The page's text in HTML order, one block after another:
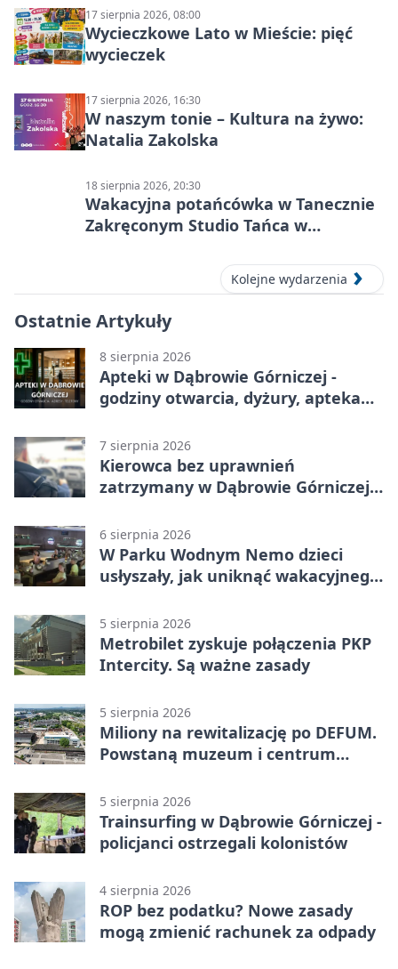
17 sierpnia 2026, 08:00
Wycieczkowe Lato w Mieście: pięć
wycieczek
17 sierpnia 2026, 16:30
W naszym tonie – Kultura na żywo:
Natalia Zakolska
18 sierpnia 2026, 20:30
Wakacyjna potańcówka w Tanecznie
Zakręconym Studio Tańca w
Kolejne wydarzenia
Ostatnie Artykuły
8 sierpnia 2026
Apteki w Dąbrowie Górniczej -
godziny otwarcia, dyżury, apteka
7 sierpnia 2026
Kierowca bez uprawnień
zatrzymany w Dąbrowie Górniczej.
6 sierpnia 2026
W Parku Wodnym Nemo dzieci
usłyszały, jak uniknąć wakacyjnego
5 sierpnia 2026
Metrobilet zyskuje połączenia PKP
Intercity. Są ważne zasady
5 sierpnia 2026
Miliony na rewitalizację po DEFUM.
Powstaną muzeum i centrum
5 sierpnia 2026
Trainsurfing w Dąbrowie Górniczej -
policjanci ostrzegali kolonistów
4 sierpnia 2026
ROP bez podatku? Nowe zasady
mogą zmienić rachunek za odpady